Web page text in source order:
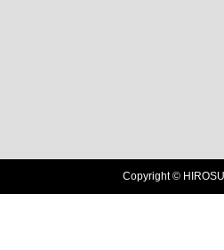
Copyright ©